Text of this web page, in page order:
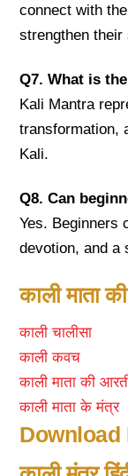
connect with
strengthen
Q7. What is
Kali Mantra
transformation,
Kali.
Q8. Can
Yes. Beginners
devotion, and a
काली माता की
काली चालीसा
काली कवच
काली माता की
काली माता के मंत्र
Download